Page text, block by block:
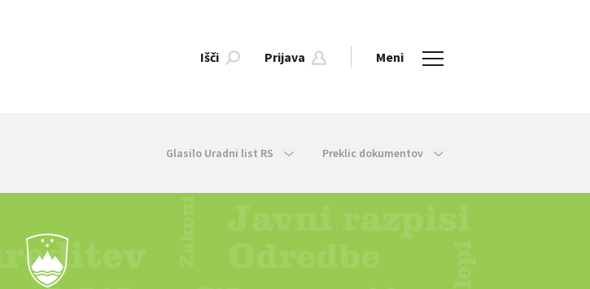
Išči Prijava Meni
Glasilo Uradni list RS Preklic dokumentov